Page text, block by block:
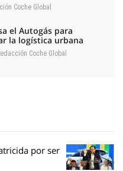
Coche Global
el Autogás para
la logística urbana
Coche Global
por ser